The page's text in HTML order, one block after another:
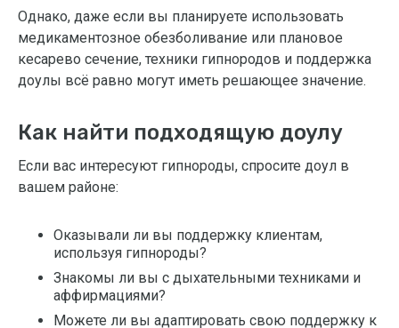
Однако, даже если вы планируете использовать
медикаментозное обезболивание или плановое
кесарево сечение, техники гипнородов и поддержка
доулы всё равно могут иметь решающее значение.
Как найти подходящую доулу
Если вас интересуют гипнороды, спросите доул в
вашем районе:
Оказывали ли вы поддержку клиентам,
используя гипнороды?
Знакомы ли вы с дыхательными техниками и
аффирмациями?
Можете ли вы адаптировать свою поддержку к